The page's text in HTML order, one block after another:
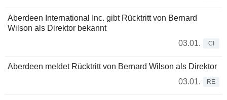
Aberdeen International Inc. gibt Rücktritt von Bernard
Wilson als Direktor bekannt
03.01.
CI
Aberdeen meldet Rücktritt von Bernard Wilson als Direktor
03.01.
RE